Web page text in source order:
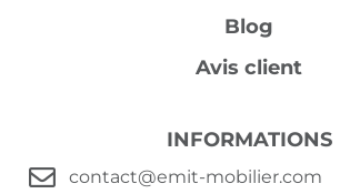
Blog
Avis client
INFORMATIONS
contact@emit-mobilier.com